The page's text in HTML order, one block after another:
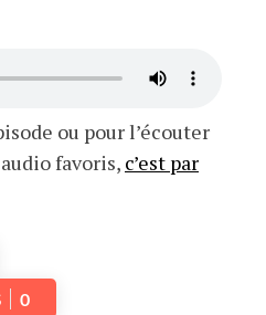
ou pour l’écouter
favoris, c’est par
0